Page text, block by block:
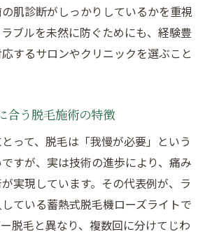
肌診断がしっかりしているかを重視
ブルを未然に防ぐためにも、経験豊
するサロンやクリニックを選ぶこと
合う脱毛施術の特徴
って、脱毛は「我慢が必要」という
すが、実は技術の進歩により、痛み
実現しています。その代表例が、ラ
ている蓄熱式脱毛機ローズライトで
脱毛と異なり、複数回に分けてじわ